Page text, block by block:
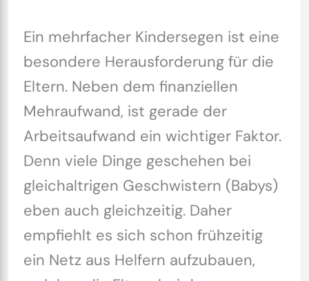
Ein mehrfacher Kindersegen ist eine
besondere Herausforderung für die
Eltern. Neben dem finanziellen
Mehraufwand, ist gerade der
Arbeitsaufwand ein wichtiger Faktor.
Denn viele Dinge geschehen bei
gleichaltrigen Geschwistern (Babys)
eben auch gleichzeitig. Daher
empfiehlt es sich schon frühzeitig
ein Netz aus Helfern aufzubauen,